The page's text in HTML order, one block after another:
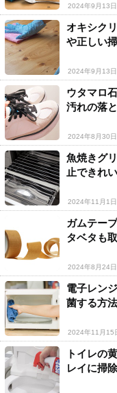
2024年9月13日
オキシク
や正しい
2024年9月13日
ウタマロ
汚れの落
2024年8月30日
魚焼きグ
止できれ
2024年11月1日
ガムテー
タベタも
2024年8月24日
電子レン
菌する方
2024年11月15
トイレの
レイに掃